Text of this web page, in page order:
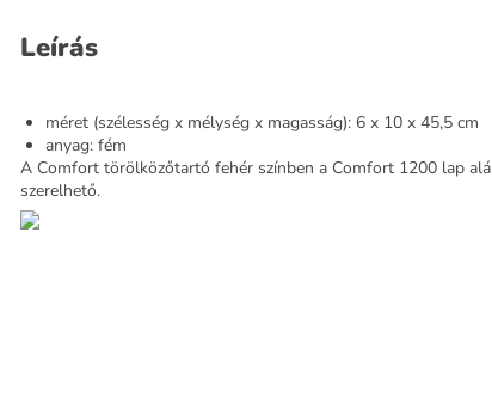
Leírás
méret (szélesség x mélység x magasság): 6 x 10 x 45,5 cm
anyag: fém
A Comfort törölközőtartó fehér színben a Comfort 1200 lap alá
szerelhető.